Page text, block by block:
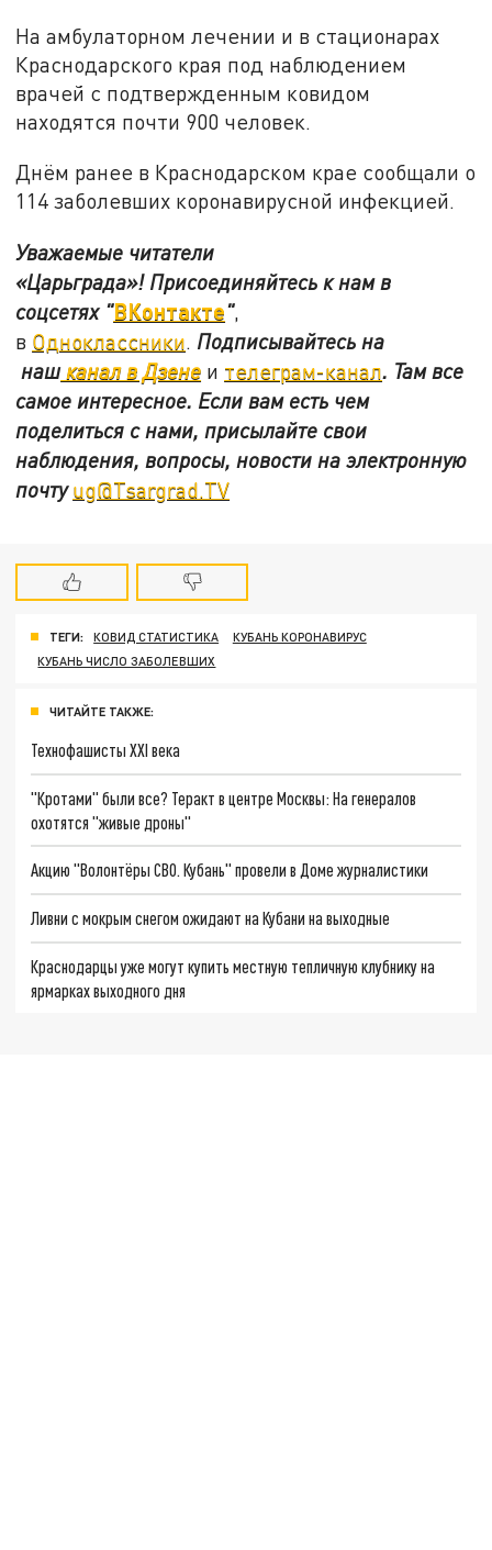
На амбулаторном лечении и в стационарах
Краснодарского края под наблюдением
врачей с подтвержденным ковидом
находятся почти 900 человек.
Днём ранее в Краснодарском крае сообщали о
114 заболевших коронавирусной инфекцией.
Уважаемые читатели
«Царьграда»! Присоединяйтесь к нам в
соцсетях "ВКонтакте",
в Одноклассники Подписывайтесь на
нашканал в Дзене и телеграм-канал. Там все
самое интересное. Если вам есть чем
поделиться с нами, присылайте свои
наблюдения, вопросы, новости на электронную
почтуug@Tsargrad.TV
ТЕГИ: КОВИД СТАТИСТИКА
КУБАНЬ КОРОНАВИРУС
КУБАНЬ ЧИСЛО ЗАБОЛЕВШИХ
ЧИТАЙТЕ ТАКЖЕ:
Технофашисты XXI века
"Кротами" были все? Теракт в центре Москвы: На генералов
охотятся "живые дроны"
Акцию "Волонтёры СВО. Кубань" провели в Доме журналистики
Ливни с мокрым снегом ожидают на Кубани на выходные
Краснодарцы уже могут купить местную тепличную клубнику на
ярмарках выходного дня